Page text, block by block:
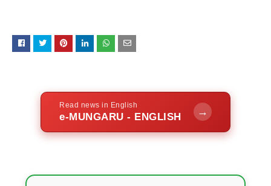
Read news in English
e-MUNGARU - ENGLISH →